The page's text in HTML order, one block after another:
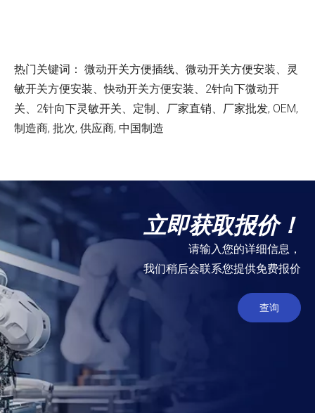
热门关键词： 微动开关方便插线、微动开关方便安装、灵
敏开关方便安装、快动开关方便安装、2针向下微动开
关、2针向下灵敏开关、定制、厂家直销、厂家批发, OEM,
制造商, 批次, 供应商, 中国制造
立即获取报价！
请输入您的详细信息，
我们稍后会联系您提供免费报价
查询